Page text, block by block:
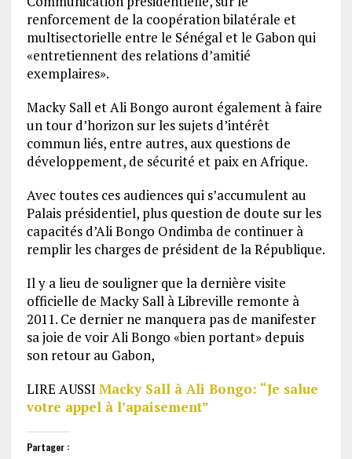
renforcement de la coopération bilatérale et
multisectorielle entre le Sénégal et le Gabon qui
«entretiennent des relations d’amitié
exemplaires».
Macky Sall et Ali Bongo auront également à faire
un tour d’horizon sur les sujets d’intérêt
commun liés, entre autres, aux questions de
développement, de sécurité et paix en Afrique.
Avec toutes ces audiences qui s’accumulent au
Palais présidentiel, plus question de doute sur les
capacités d’Ali Bongo Ondimba de continuer à
remplir les charges de président de la République.
Il y a lieu de souligner que la dernière visite
officielle de Macky Sall à Libreville remonte à
2011. Ce dernier ne manquera pas de manifester
sa joie de voir Ali Bongo «bien portant» depuis
son retour au Gabon,
LIRE AUSSI Macky Sall à Ali Bongo: “Je salue
votre appel à l’apaisement”
Partager :